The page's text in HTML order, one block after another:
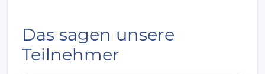
Das sagen unsere
Teilnehmer